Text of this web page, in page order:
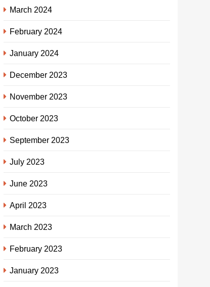
March 2024
February 2024
January 2024
December 2023
November 2023
October 2023
September 2023
July 2023
June 2023
April 2023
March 2023
February 2023
January 2023